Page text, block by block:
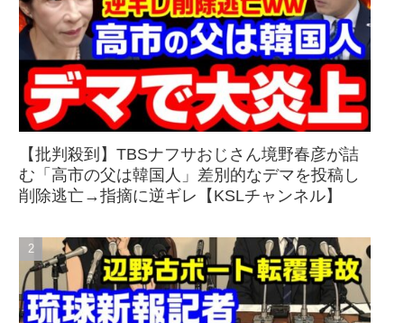
【批判殺到】TBSナフサおじさん境野春彦が詰
む「高市の父は韓国人」差別的なデマを投稿し
削除逃亡→指摘に逆ギレ【KSLチャンネル】